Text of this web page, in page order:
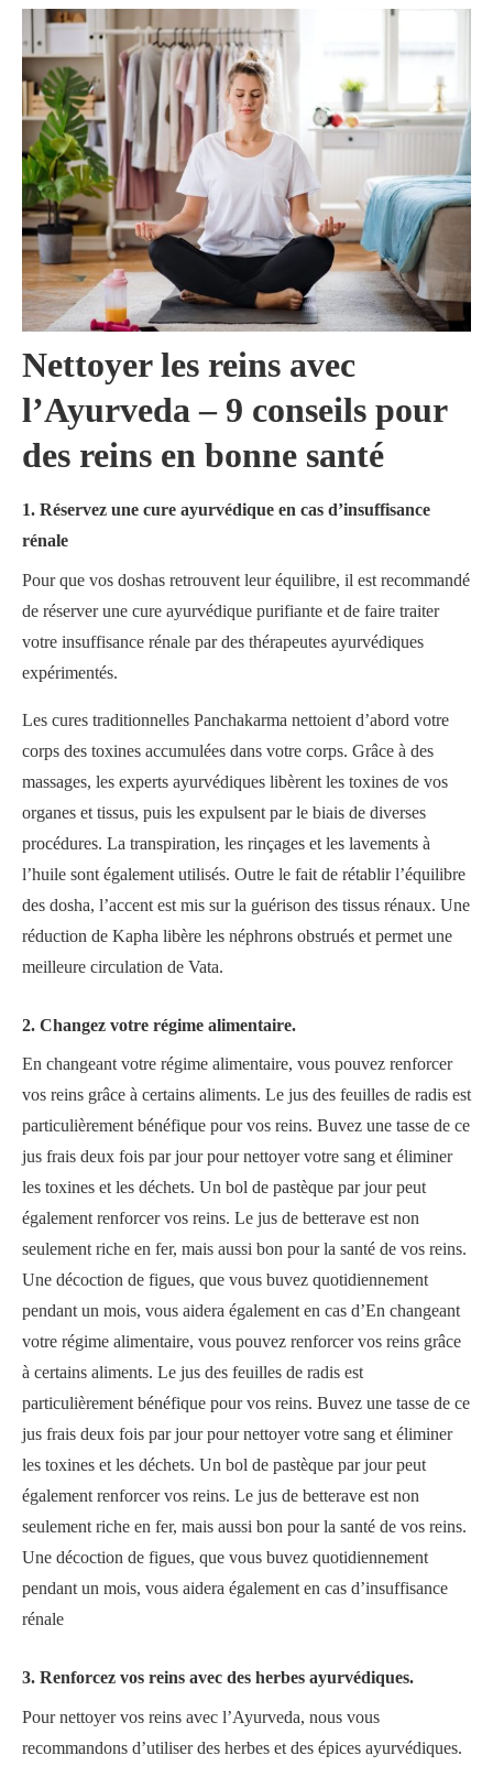
Nettoyer les reins avec
l’Ayurveda – 9 conseils pour
des reins en bonne santé
1. Réservez une cure ayurvédique en cas d’insuffisance
rénale
Pour que vos doshas retrouvent leur équilibre, il est recommandé
de réserver une cure ayurvédique purifiante et de faire traiter
votre insuffisance rénale par des thérapeutes ayurvédiques
expérimentés.
Les cures traditionnelles Panchakarma nettoient d’abord votre
corps des toxines accumulées dans votre corps. Grâce à des
massages, les experts ayurvédiques libèrent les toxines de vos
organes et tissus, puis les expulsent par le biais de diverses
procédures. La transpiration, les rinçages et les lavements à
l’huile sont également utilisés. Outre le fait de rétablir l’équilibre
des dosha, l’accent est mis sur la guérison des tissus rénaux. Une
réduction de Kapha libère les néphrons obstrués et permet une
meilleure circulation de Vata.
2. Changez votre régime alimentaire.
En changeant votre régime alimentaire, vous pouvez renforcer
vos reins grâce à certains aliments. Le jus des feuilles de radis est
particulièrement bénéfique pour vos reins. Buvez une tasse de ce
jus frais deux fois par jour pour nettoyer votre sang et éliminer
les toxines et les déchets. Un bol de pastèque par jour peut
également renforcer vos reins. Le jus de betterave est non
seulement riche en fer, mais aussi bon pour la santé de vos reins.
Une décoction de figues, que vous buvez quotidiennement
pendant un mois, vous aidera également en cas d’En changeant
votre régime alimentaire, vous pouvez renforcer vos reins grâce
à certains aliments. Le jus des feuilles de radis est
particulièrement bénéfique pour vos reins. Buvez une tasse de ce
jus frais deux fois par jour pour nettoyer votre sang et éliminer
les toxines et les déchets. Un bol de pastèque par jour peut
également renforcer vos reins. Le jus de betterave est non
seulement riche en fer, mais aussi bon pour la santé de vos reins.
Une décoction de figues, que vous buvez quotidiennement
pendant un mois, vous aidera également en cas d’insuffisance
rénale
3. Renforcez vos reins avec des herbes ayurvédiques.
Pour nettoyer vos reins avec l’Ayurveda, nous vous
recommandons d’utiliser des herbes et des épices ayurvédiques.